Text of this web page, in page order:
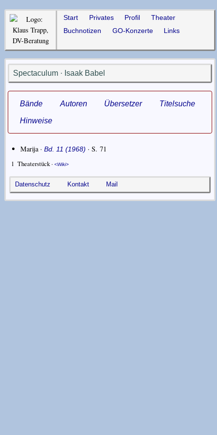
Start Privates Profil
Theater
Buchnotizen
GO-Konzerte Links
Spectaculum · Isaak Babel
Bände Autoren Übersetzer Titelsuche
Hinweise
Marija ·Bd. 11 (1968) · S. 71
1 Theaterstück · Wiki
Datenschutz Kontakt Mail